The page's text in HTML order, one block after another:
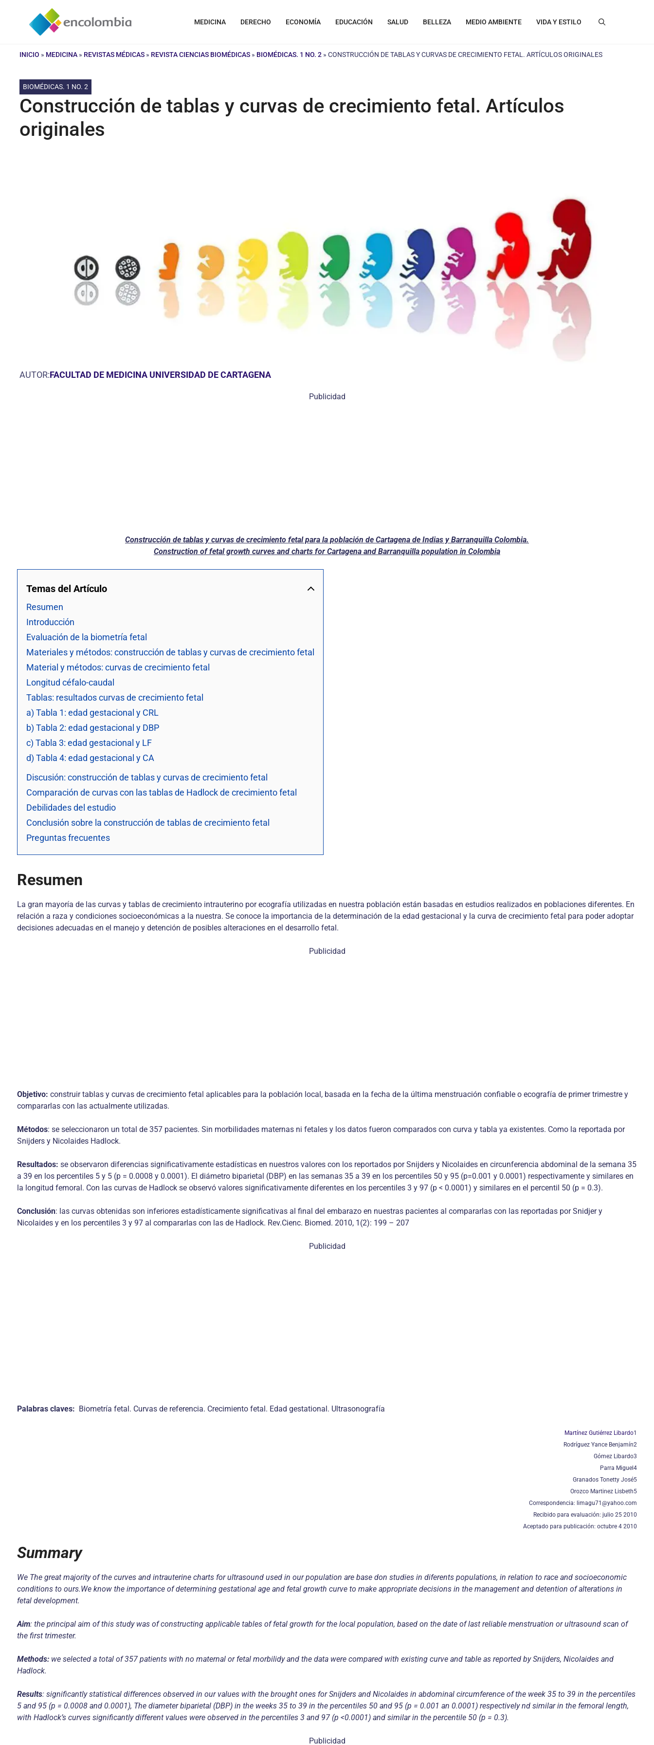
contenido
MEDICINA DERECHO ECONOMÍA EDUCACIÓN SALUD BELLEZA MEDIO AMBIENTE VIDA Y ESTILO
INICIO » MEDICINA » REVISTAS MÉDICAS » REVISTA CIENCIAS BIOMÉDICAS » BIOMÉDICAS. 1 NO. 2 » CONSTRUCCIÓN DE TABLAS Y CURVAS DE CRECIMIENTO FETAL. ARTÍCULOS ORIGINALES
BIOMÉDICAS. 1 NO. 2
Construcción de tablas y curvas de crecimiento fetal. Artículos
originales
AUTOR:FACULTAD DE MEDICINA UNIVERSIDAD DE CARTAGENA
Publicidad
Construcción de tablas y curvas de crecimiento fetal para la población de Cartagena de Indias y Barranquilla Colombia.
Construction of fetal growth curves and charts for Cartagena and Barranquilla population in Colombia
Temas del Artículo
Resumen
Introducción
Evaluación de la biometría fetal
Materiales y métodos: construcción de tablas y curvas de crecimiento fetal
Material y métodos: curvas de crecimiento fetal
Longitud céfalo-caudal
Tablas: resultados curvas de crecimiento fetal
a) Tabla 1: edad gestacional y CRL
b) Tabla 2: edad gestacional y DBP
c) Tabla 3: edad gestacional y LF
d) Tabla 4: edad gestacional y CA
Discusión: construcción de tablas y curvas de crecimiento fetal
Comparación de curvas con las tablas de Hadlock de crecimiento fetal
Debilidades del estudio
Conclusión sobre la construcción de tablas de crecimiento fetal
Preguntas frecuentes
Resumen
La gran mayoría de las curvas y tablas de crecimiento intrauterino por ecografía utilizadas en nuestra población están basadas en estudios realizados en poblaciones diferentes. En
relación a raza y condiciones socioeconómicas a la nuestra. Se conoce la importancia de la determinación de la edad gestacional y la curva de crecimiento fetal para poder adoptar
decisiones adecuadas en el manejo y detención de posibles alteraciones en el desarrollo fetal.
Publicidad
Objetivo: construir tablas y curvas de crecimiento fetal aplicables para la población local, basada en la fecha de la última menstruación confiable o ecografía de primer trimestre y
compararlas con las actualmente utilizadas.
Métodos: se seleccionaron un total de 357 pacientes. Sin morbilidades maternas ni fetales y los datos fueron comparados con curva y tabla ya existentes. Como la reportada por
Snijders y Nicolaides Hadlock.
Resultados: se observaron diferencias significativamente estadísticas en nuestros valores con los reportados por Snijders y Nicolaides en circunferencia abdominal de la semana 35
a 39 en los percentiles 5 y 5 (p = 0.0008 y 0.0001). El diámetro biparietal (DBP) en las semanas 35 a 39 en los percentiles 50 y 95 (p=0.001 y 0.0001) respectivamente y similares en
la longitud femoral. Con las curvas de Hadlock se observó valores significativamente diferentes en los percentiles 3 y 97 (p < 0.0001) y similares en el percentil 50 (p = 0.3).
Conclusión: las curvas obtenidas son inferiores estadísticamente significativas al final del embarazo en nuestras pacientes al compararlas con las reportadas por Snidjer y
Nicolaides y en los percentiles 3 y 97 al compararlas con las de Hadlock. Rev.Cienc. Biomed. 2010, 1(2): 199 – 207
Publicidad
Palabras claves: Biometría fetal. Curvas de referencia. Crecimiento fetal. Edad gestational. Ultrasonografía
Martínez Gutiérrez Libardo1
Rodríguez Yance Benjamín2
Gómez Libardo3
Parra Miguel4
Granados Tonetty José5
Orozco Martinez Lisbeth5
Correspondencia: limagu71@yahoo.com
Recibido para evaluación: julio 25 2010
Aceptado para publicación: octubre 4 2010
Summary
We The great majority of the curves and intrauterine charts for ultrasound used in our population are base don studies in diferents populations, in relation to race and socioeconomic
conditions to ours.We know the importance of determining gestational age and fetal growth curve to make appropriate decisions in the management and detention of alterations in
fetal development.
Aim: the principal aim of this study was of constructing applicable tables of fetal growth for the local population, based on the date of last reliable menstruation or ultrasound scan of
the first trimester.
Methods: we selected a total of 357 patients with no maternal or fetal morbilidy and the data were compared with existing curve and table as reported by Snijders, Nicolaides and
Hadlock.
Results: significantly statistical differences observed in our values with the brought ones for Snijders and Nicolaides in abdominal circumference of the week 35 to 39 in the percentiles
5 and 95 (p = 0.0008 and 0.0001), The diameter biparietal (DBP) in the weeks 35 to 39 in the percentiles 50 and 95 (p = 0.001 an 0.0001) respectively nd similar in the femoral length,
with Hadlock’s curves significantly different values were observed in the percentiles 3 and 97 (p <0.0001) and similar in the percentile 50 (p = 0.3).
Publicidad